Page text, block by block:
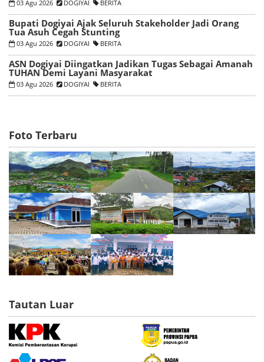
03 Agu 2026 DOGIYAI BERITA
Bupati Dogiyai Ajak Seluruh Stakeholder Jadi Orang
Tua Asuh Cegah Stunting
03 Agu 2026 DOGIYAI BERITA
ASN Dogiyai Diingatkan Jadikan Tugas Sebagai Amanah
TUHAN Demi Layani Masyarakat
03 Agu 2026 DOGIYAI BERITA
Foto Terbaru
Tautan Luar